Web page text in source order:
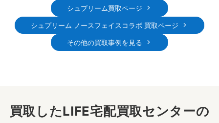
シュプリーム買取ページ
シュプリーム ノースフェイスコラボ 買取ページ
その他の買取事例を見る
買取したLIFE宅配買取センターの